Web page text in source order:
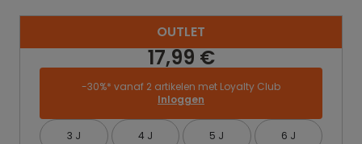
OUTLET
17,99 €
-30%* vanaf 2 artikelen met Loyalty Club
Inloggen
3 J 4 J 5 J 6 J